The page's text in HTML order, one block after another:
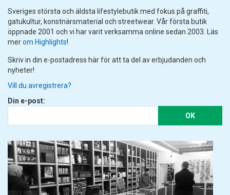
Sveriges största och äldsta lifestylebutik med fokus på graffiti,
gatukultur, konstnärsmaterial och streetwear. Vår första butik
öppnade 2001 och vi har varit verksamma online sedan 2003. Läs
merom Highlights!
Skriv in din e-postadress här för att ta del av erbjudanden och
nyheter!
Vill du avregistrera?
Din e-post:
OK